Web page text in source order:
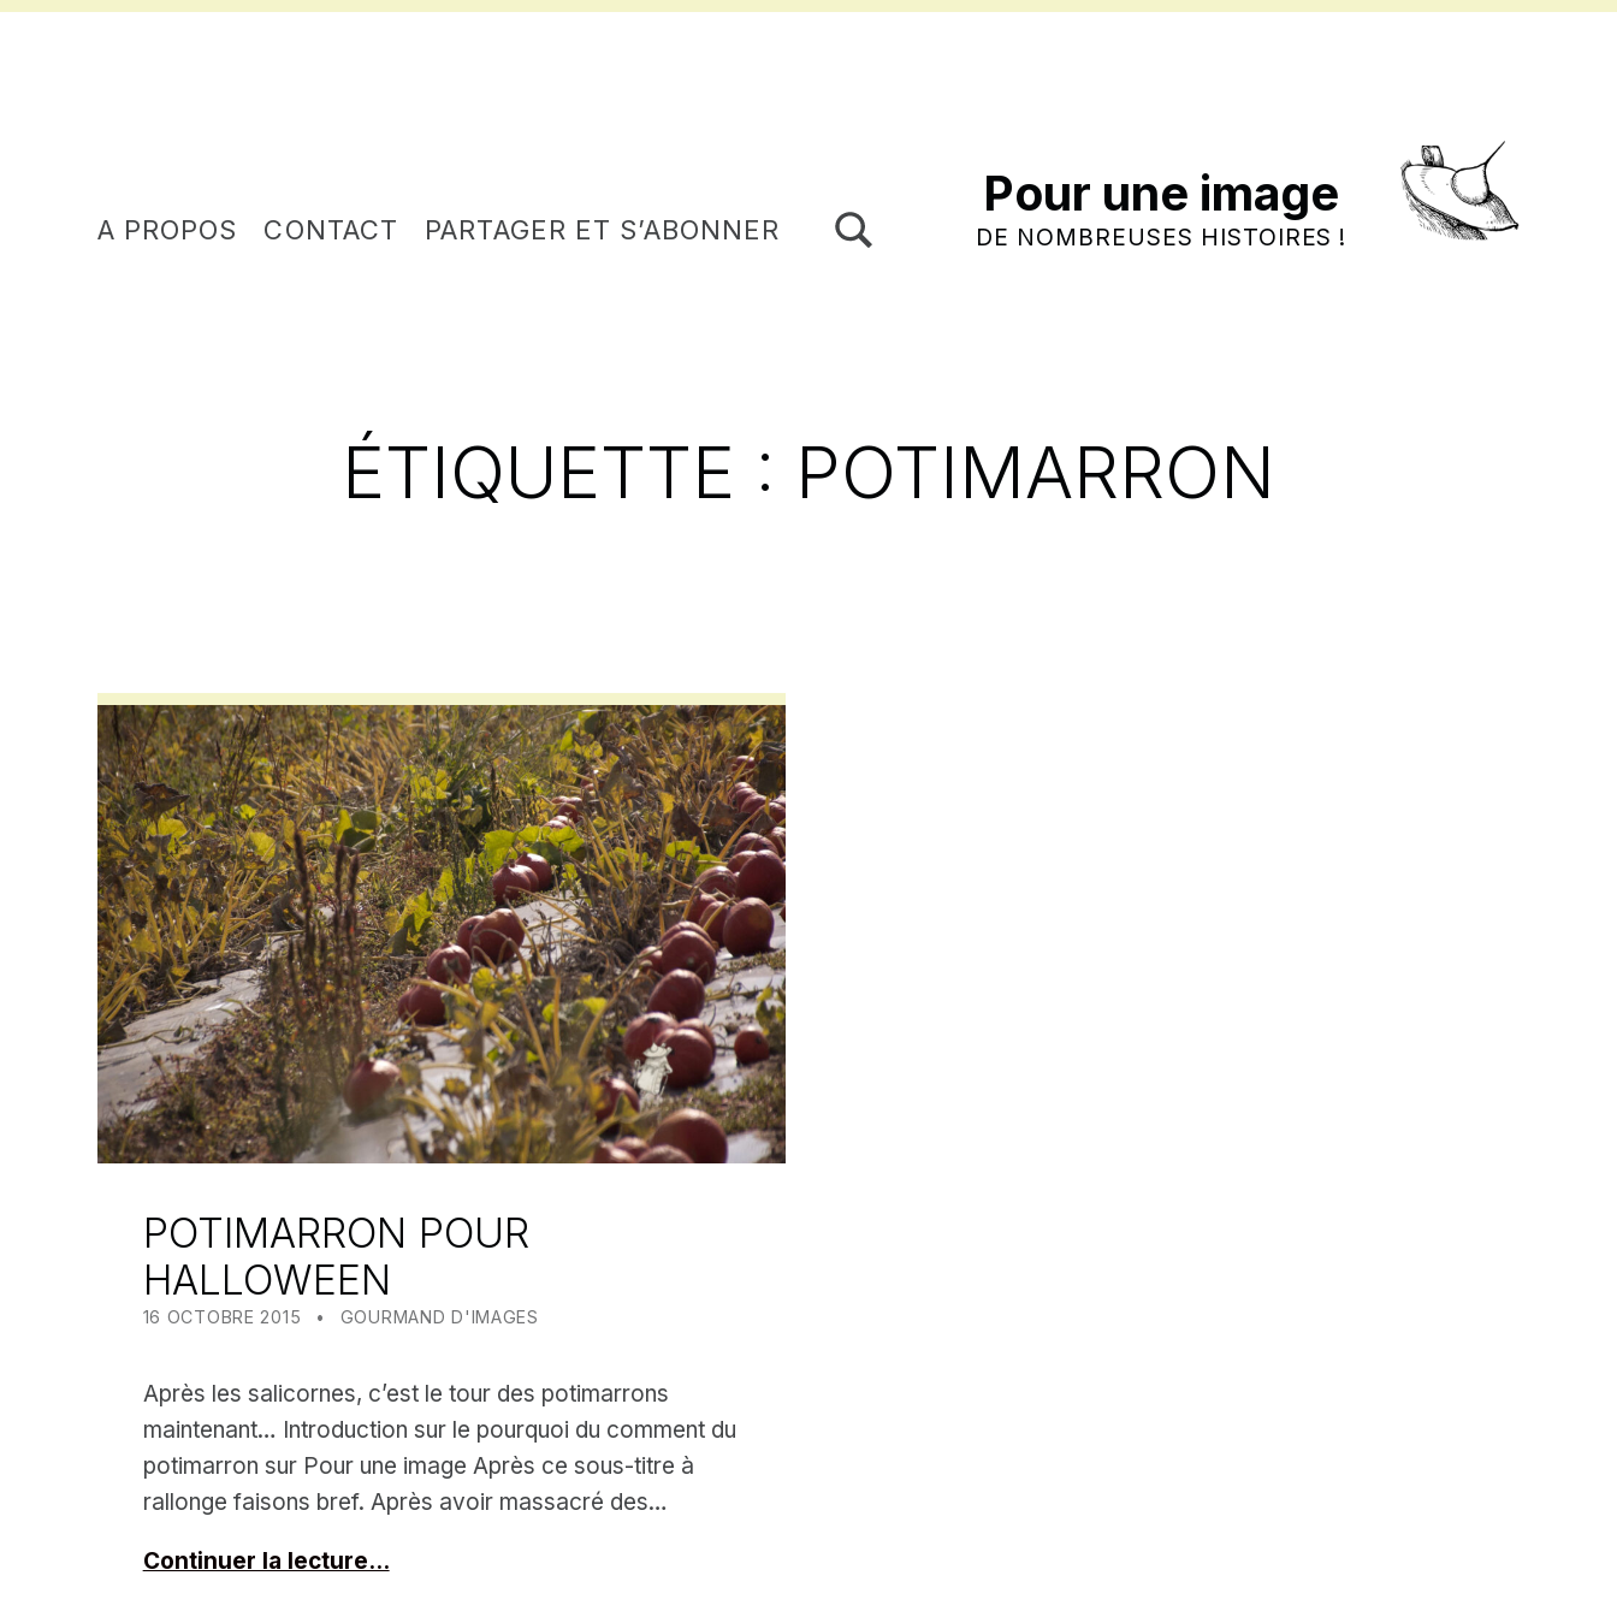
Pour une image
DE NOMBREUSES HISTOIRES !
A PROPOS CONTACT PARTAGER ET S’ABONNER
ÉTIQUETTE : POTIMARRON
POTIMARRON POUR
HALLOWEEN
16 OCTOBRE 2015 WRITTEN BY:
MEALIN
CATEGORIZED IN:
GOURMAND D'IMAGES
Après les salicornes, c’est le tour des potimarrons
maintenant… Introduction sur le pourquoi du comment du
potimarron sur Pour une image Après ce sous-titre à
rallonge faisons bref. Après avoir massacré des…
Continuer la lecture…